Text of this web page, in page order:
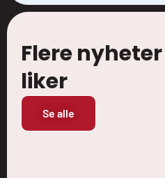
Flere
liker
Se alle